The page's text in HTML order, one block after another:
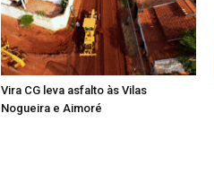
Vira CG leva asfalto às Vilas
Nogueira e Aimoré